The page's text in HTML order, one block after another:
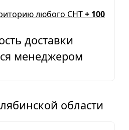
любого СНТ+ 100
доставки
менеджером
области